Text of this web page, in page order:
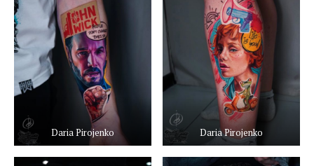
Daria Pirojenko Daria Pirojenko